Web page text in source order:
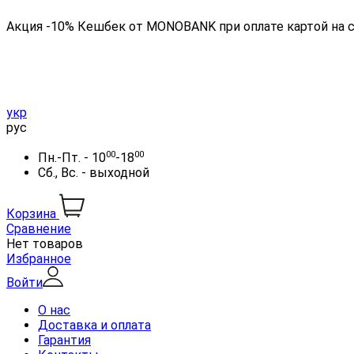
Акция -10% Кешбек от MONOBANK при оплате картой на
укр
рус
Пн.-Пт. - 1000-1800
Сб., Вс. - выходной
Корзина
Сравнение
Нет товаров
Избранное
Войти
О нас
Доставка и оплата
Гарантия